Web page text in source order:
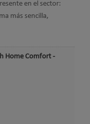
en el sector:
más sencilla,
Home Comfort -